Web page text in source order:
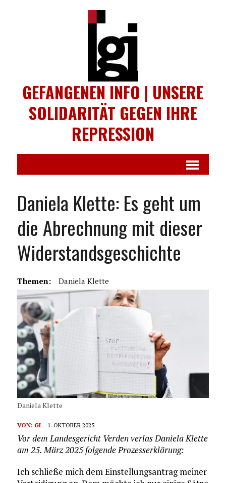
GEFANGENEN INFO | UNSERE
SOLIDARITÄT GEGEN IHRE
REPRESSION
Daniela Klette: Es geht um
die Abrechnung mit dieser
Widerstandsgeschichte
Themen: Daniela Klette
Daniela Klette
VON: GI 1. OKTOBER 2025
Vor dem Landesgericht Verden verlas Daniela Klette
am 25. März 2025 folgende Prozesserklärung:
Ich schließe mich dem Einstellungsantrag meiner